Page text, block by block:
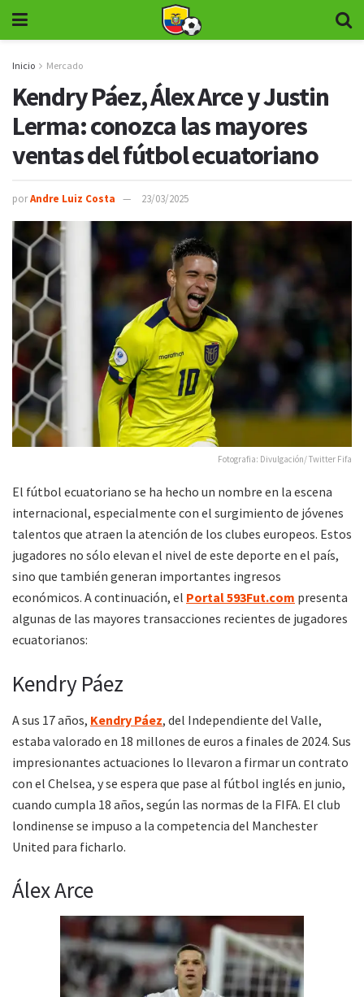
Inicio Mercado
Kendry Páez, Álex Arce y Justin
Lerma: conozca las mayores
ventas del fútbol ecuatoriano
porAndre Luiz Costa 23/03/2025
Fotografia: Divulgación/ Twitter Fifa
El fútbol ecuatoriano se ha hecho un nombre en la escena
internacional, especialmente con el surgimiento de jóvenes
talentos que atraen la atención de los clubes europeos. Estos
jugadores no sólo elevan el nivel de este deporte en el país,
sino que también generan importantes ingresos
económicos. A continuación, el Portal 593Fut.com presenta
algunas de las mayores transacciones recientes de jugadores
ecuatorianos:
Kendry Páez
A sus 17 años, Kendry Páez, del Independiente del Valle,
estaba valorado en 18 millones de euros a finales de 2024. Sus
impresionantes actuaciones lo llevaron a firmar un contrato
con el Chelsea, y se espera que pase al fútbol inglés en junio,
cuando cumpla 18 años, según las normas de la FIFA. El club
londinense se impuso a la competencia del Manchester
United para ficharlo.
Álex Arce